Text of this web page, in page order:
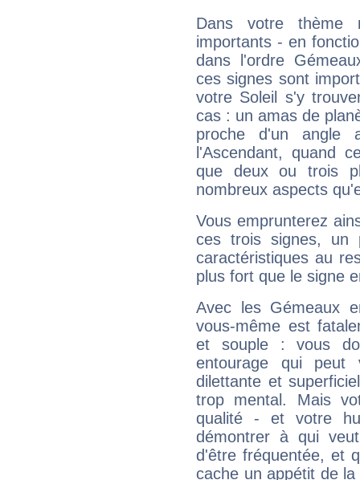
Dans votre thème
importants - en
dans l'ordre
ces signes sont
votre Soleil s'y
cas : un amas de
proche d'un
l'Ascendant, quand
que deux ou trois
nombreux aspects
Vous emprunterez
ces trois signes, un
caractéristiques au
plus fort que le signe
Avec les Gémeaux
vous-même est
et souple : vous
entourage qui
dilettante et
trop mental. Mais
qualité - et votre
démontrer à qui
d'être fréquentée, et
cache un appétit de